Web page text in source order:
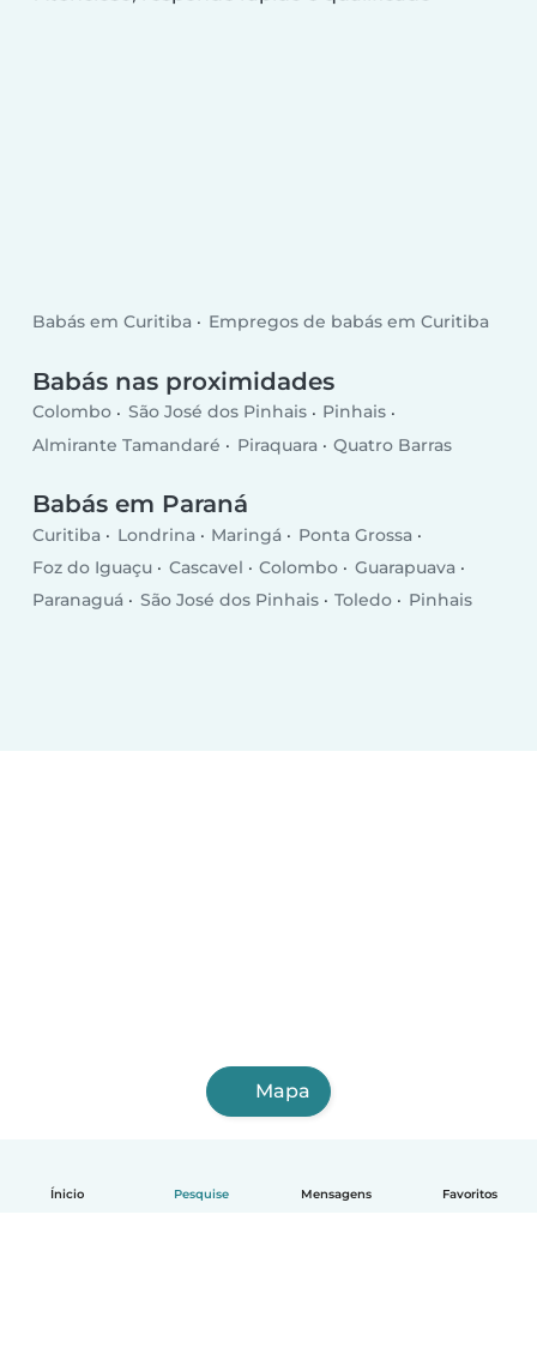
Ínicio Pesquise Mensagens Favoritos
Babás em Curitiba Empregos de babás em Curitiba
Babás nas proximidades
Colombo São José dos Pinhais
Pinhais
Almirante Tamandaré
Piraquara Quatro Barras
Babás em Paraná
Curitiba Londrina Maringá
Ponta Grossa
Foz do Iguaçu
Cascavel Colombo
Guarapuava
Paranaguá
São José dos Pinhais Toledo Pinhais
Mapa